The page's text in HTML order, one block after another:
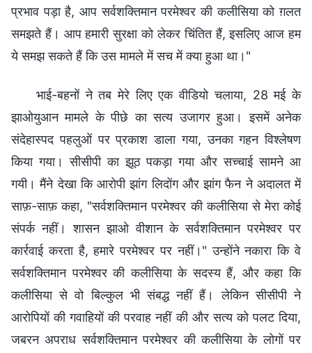
प्रभाव पड़ा है, आप सर्वशक्तिमान परमेश्वर की कलीसिया को ग़लत
समझते हैं। आप हमारी सुरक्षा को लेकर चिंतित हैं, इसलिए आज हम
ये समझ सकते हैं कि उस मामले में सच में क्या हुआ था।"
भाई-बहनों ने तब मेरे लिए एक वीडियो चलाया, 28 मई के
झाओयुआन मामले के पीछे का सत्य उजागर हुआ। इसमें अनेक
संदेहास्पद पहलुओं पर प्रकाश डाला गया, उनका गहन विश्लेषण
किया गया। सीसीपी का झूठ पकड़ा गया और सच्चाई सामने आ
गयी। मैंने देखा कि आरोपी झांग लिदोंग और झांग फैन ने अदालत में
साफ़-साफ़ कहा, "सर्वशक्तिमान परमेश्वर की कलीसिया से मेरा कोई
संपर्क नहीं। शासन झाओ वीशान के सर्वशक्तिमान परमेश्वर पर
कार्रवाई करता है, हमारे परमेश्वर पर नहीं।" उन्होंने नकारा कि वे
सर्वशक्तिमान परमेश्वर की कलीसिया के सदस्य हैं, और कहा कि
कलीसिया से वो बिल्कुल भी संबद्ध नहीं हैं। लेकिन सीसीपी ने
आरोपियों की गवाहियों की परवाह नहीं की और सत्य को पलट दिया,
जबरन अपराध सर्वशक्तिमान परमेश्वर की कलीसिया के लोगों पर